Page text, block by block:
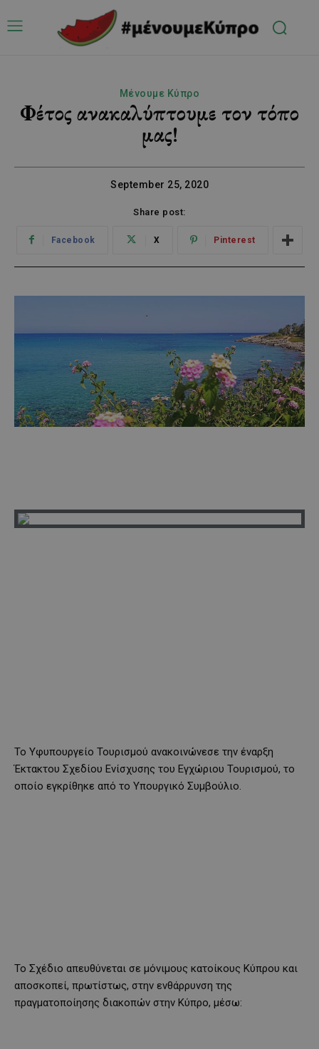
Μένουμε Κύπρο
Φέτος ανακαλύπτουμε τον τόπο
μας!
September 25, 2020
Share post:
Facebook X Pinterest
Το Υφυπουργείο Τουρισμού ανακοινώνεσε την έναρξη
Έκτακτου Σχεδίου Ενίσχυσης του Εγχώριου Τουρισμού, το
οποίο εγκρίθηκε από το Υπουργικό Συμβούλιο.
Το Σχέδιο απευθύνεται σε μόνιμους κατοίκους Κύπρου και
αποσκοπεί, πρωτίστως, στην ενθάρρυνση της
πραγματοποίησης διακοπών στην Κύπρο, μέσω: